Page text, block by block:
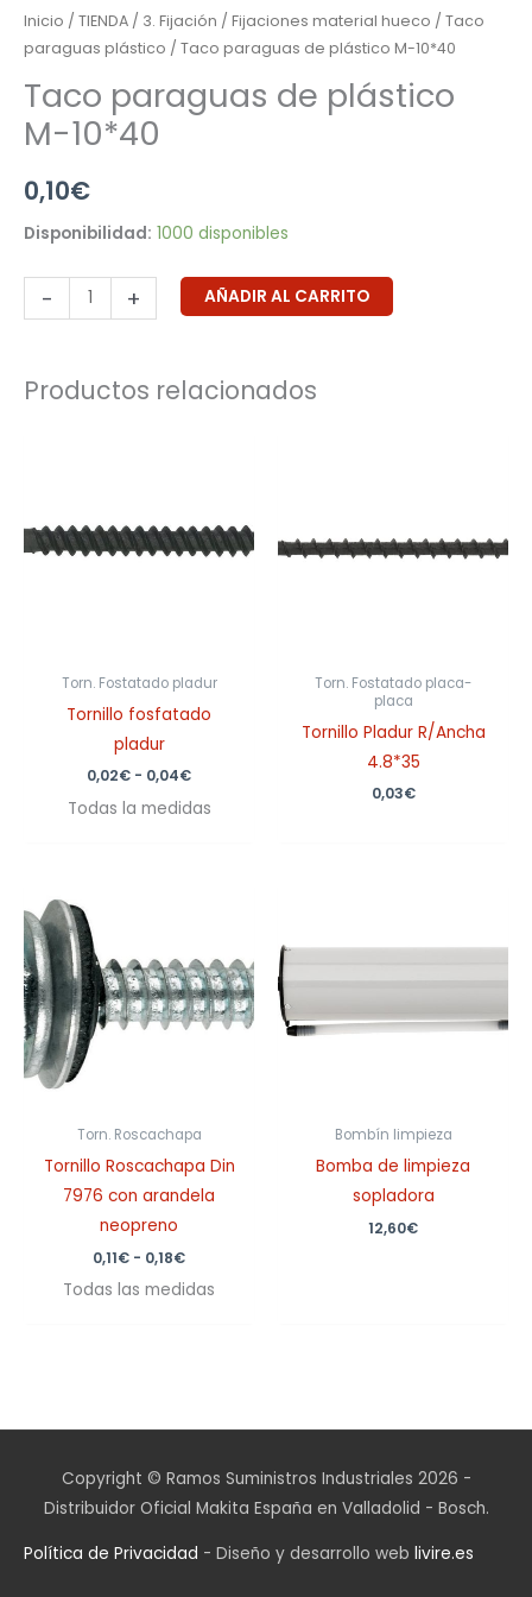
Inicio / TIENDA / 3. Fijación / Fijaciones material hueco / Taco
paraguas plástico / Taco paraguas de plástico M-10*40
Taco paraguas de plástico
M-10*40
0,10€
Disponibilidad: 1000 disponibles
- + AÑADIR AL CARRITO
Productos relacionados
Torn. Fostatado pladur
Tornillo fosfatado
pladur
0,02€ - 0,04€
hasta
0,04€
Todas la medidas
Torn. Fostatado placa-
placa
Tornillo Pladur R/Ancha
4.8*35
0,03€
Torn. Roscachapa
Tornillo Roscachapa Din
7976 con arandela
neopreno
0,11€ - 0,18€
0,11€
hasta
0,18€
Todas las medidas
Bombín limpieza
Bomba de limpieza
sopladora
12,60€
Copyright © Ramos Suministros Industriales 2026 -
Distribuidor Oficial Makita España en Valladolid - Bosch.
Política de Privacidad - Diseño y desarrollo web livire.es